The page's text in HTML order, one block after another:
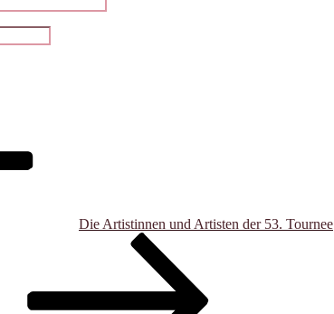
Die Artistinnen und Artisten der 53. Tournee